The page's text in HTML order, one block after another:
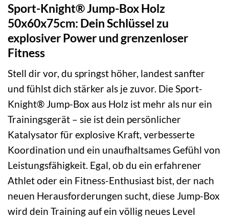
Sport-Knight® Jump-Box Holz
50x60x75cm: Dein Schlüssel zu
explosiver Power und grenzenloser
Fitness
Stell dir vor, du springst höher, landest sanfter
und fühlst dich stärker als je zuvor. Die Sport-
Knight® Jump-Box aus Holz ist mehr als nur ein
Trainingsgerät – sie ist dein persönlicher
Katalysator für explosive Kraft, verbesserte
Koordination und ein unaufhaltsames Gefühl von
Leistungsfähigkeit. Egal, ob du ein erfahrener
Athlet oder ein Fitness-Enthusiast bist, der nach
neuen Herausforderungen sucht, diese Jump-Box
wird dein Training auf ein völlig neues Level